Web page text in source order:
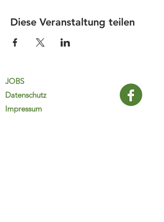
Diese Veranstaltung teilen
JOBS
Datenschutz
Impressum